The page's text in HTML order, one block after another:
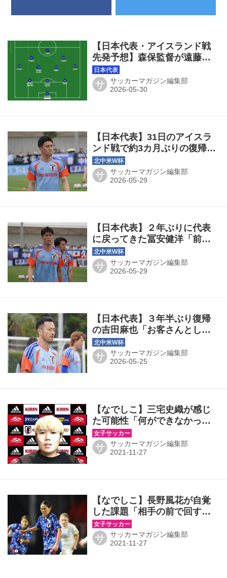
【日本代表・アイスランド戦
先発予想】森保監督が遠藤航
の先発を明言！ 冨安健洋＆
板倉滉もスタート予想。伊東
純也が左シャドーを務める攻
サ サッカーマガジン編集部
【日本代表】31日のアイスラ
ンド戦で約3カ月ぶりの復帰
へ。遠藤航「監督と一緒に作
り上げてきたいいイメージも
ある。キャプテンとして臨む
サ サッカーマガジン編集部
【日本代表】２年ぶりに代表
に戻ってきた冨安健洋「前回
（のW杯）は正直、終わった
時に楽しかったとは思わなか
った。今回はそういう大会に
サ サッカーマガジン編集部
【日本代表】３年半ぶり復帰
の吉田麻也「お客さんとして
来ているわけじゃない。チー
ムが勝つ確率を１％でも上げ
られるように持っているもの
サ サッカーマガジン編集部
【なでしこ】三宅史織が感じ
た可能性「何ができなかった
のか、はっきりしたのは良か
ったです」
サ サッカーマガジン編集部
【なでしこ】長野風花が自覚
した課題「相手の前で回すの
ではなくドリブルやパスで進
入しないと」
サ サッカーマガジン編集部